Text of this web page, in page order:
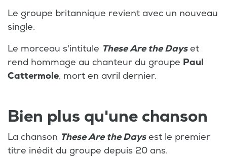
Le groupe britannique revient avec un nouveau
single.
Le morceau s'intitule These Are the Days et
rend hommage au chanteur du groupe Paul
Cattermole, mort en avril dernier.
Bien plus qu'une chanson
La chanson These Are the Daysest le premier
titre inédit du groupe depuis 20 ans.